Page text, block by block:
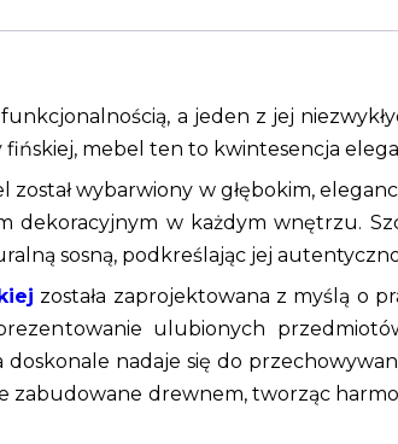
a jeden z jej
mebel ten to kwintesencja
wybarwiony w głębokim,
dekoracyjnym w każdym wnętrzu.
sosną, podkreślając jej
została zaprojektowana z myślą o
ulubionych
nadaje się do
zabudowane drewnem, tworząc